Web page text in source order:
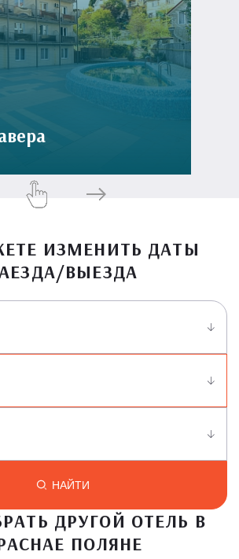
ИЗМЕНИТЬ ДАТЫ
ВЫЕЗДА
НАЙТИ
ДРУГОЙ ОТЕЛЬ В
ПОЛЯНЕ